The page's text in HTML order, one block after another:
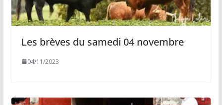
Les brèves du samedi 04 novembre
04/11/2023